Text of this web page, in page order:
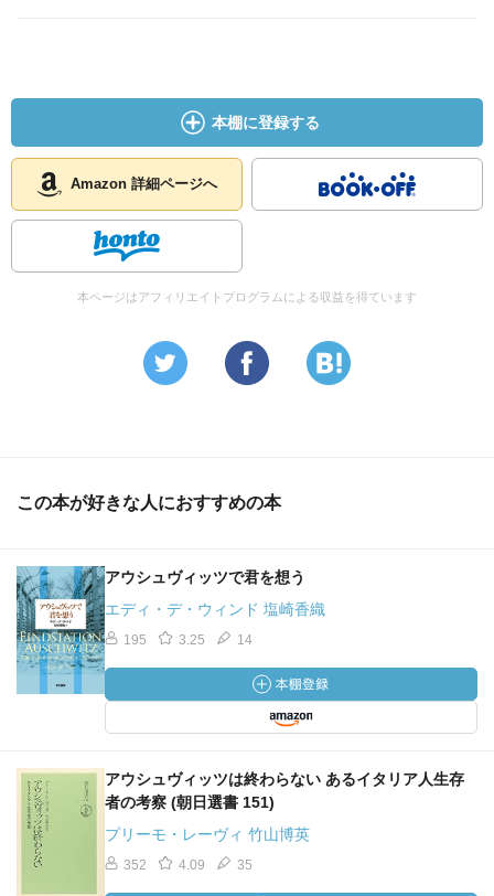
本棚に登録する
Amazon 詳細ページへ
本ページはアフィリエイトプログラムによる収益を得ています
この本が好きな人におすすめの本
アウシュヴィッツで君を想う
エディ・デ・ウィンド 塩崎香織
195 3.25 14
アウシュヴィッツは終わらない あるイタリア人生存
者の考察 (朝日選書 151)
プリーモ・レーヴィ 竹山博英
352 4.09 35